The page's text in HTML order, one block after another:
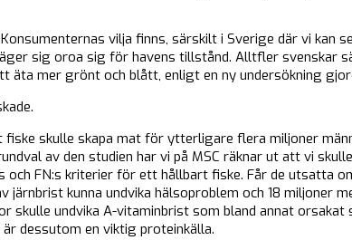
vilja finns, särskilt i Sverige där vi kan
sig oroa sig för havens tillstånd. Alltfler svenskar
mer grönt och blått, enligt en ny undersökning
skulle skapa mat för ytterligare flera miljoner
av den studien har vi på MSC räknar ut att vi
och FN:s kriterier för ett hållbart fiske. Får de utsatta
kunna undvika hälsoproblem och 18 miljoner
undvika A-vitaminbrist som bland annat orsakat
dessutom en viktig proteinkälla.